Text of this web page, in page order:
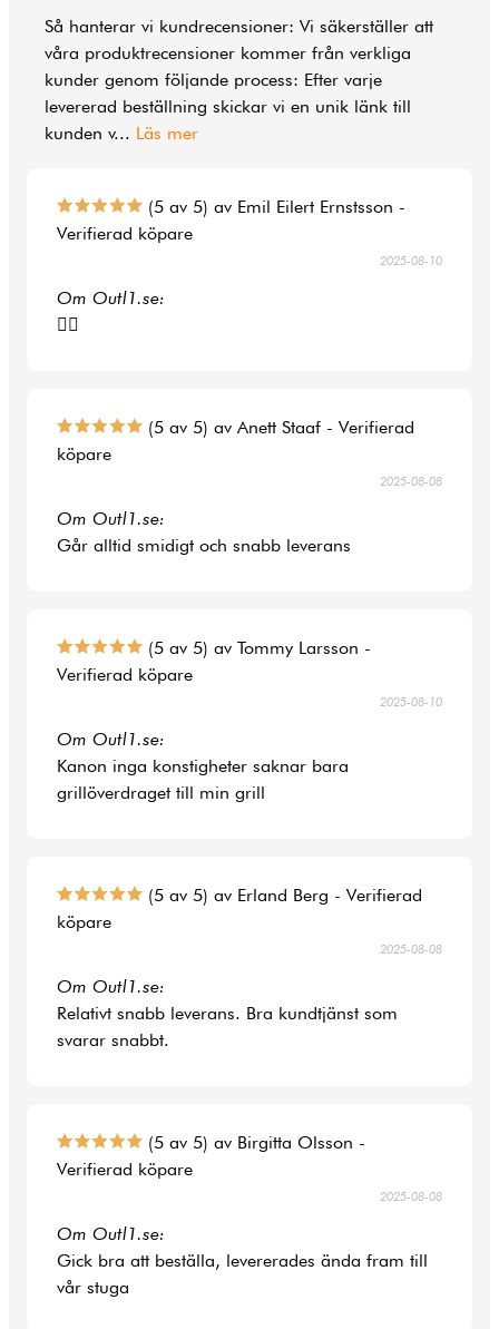
Så hanterar vi kundrecensioner: Vi säkerställer att
våra produktrecensioner kommer från verkliga
kunder genom följande process: Efter varje
levererad beställning skickar vi en unik länk till
kunden v... Läs mer
(5 av 5) av Emil Eilert Ernstsson -
Verifierad köpare
2025-08-10
Om Outl1.se:
👍🏻
(5 av 5) av Anett Staaf - Verifierad
köpare
2025-08-08
Om Outl1.se:
Går alltid smidigt och snabb leverans
(5 av 5) av Tommy Larsson -
Verifierad köpare
2025-08-10
Om Outl1.se:
Kanon inga konstigheter saknar bara
grillöverdraget till min grill
(5 av 5) av Erland Berg - Verifierad
köpare
2025-08-08
Om Outl1.se:
Relativt snabb leverans. Bra kundtjänst som
svarar snabbt.
(5 av 5) av Birgitta Olsson -
Verifierad köpare
2025-08-08
Om Outl1.se:
Gick bra att beställa, levererades ända fram till
vår stuga